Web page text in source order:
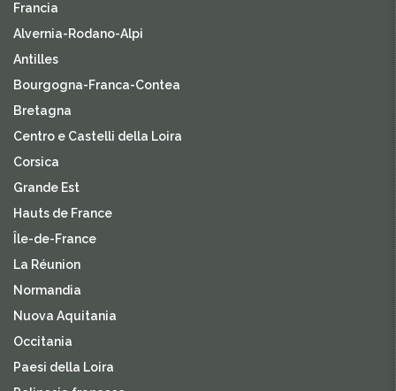
Francia
Alvernia-Rodano-Alpi
Antilles
Bourgogna-Franca-Contea
Bretagna
Centro e Castelli della Loira
Corsica
Grande Est
Hauts de France
Île-de-France
La Réunion
Normandia
Nuova Aquitania
Occitania
Paesi della Loira